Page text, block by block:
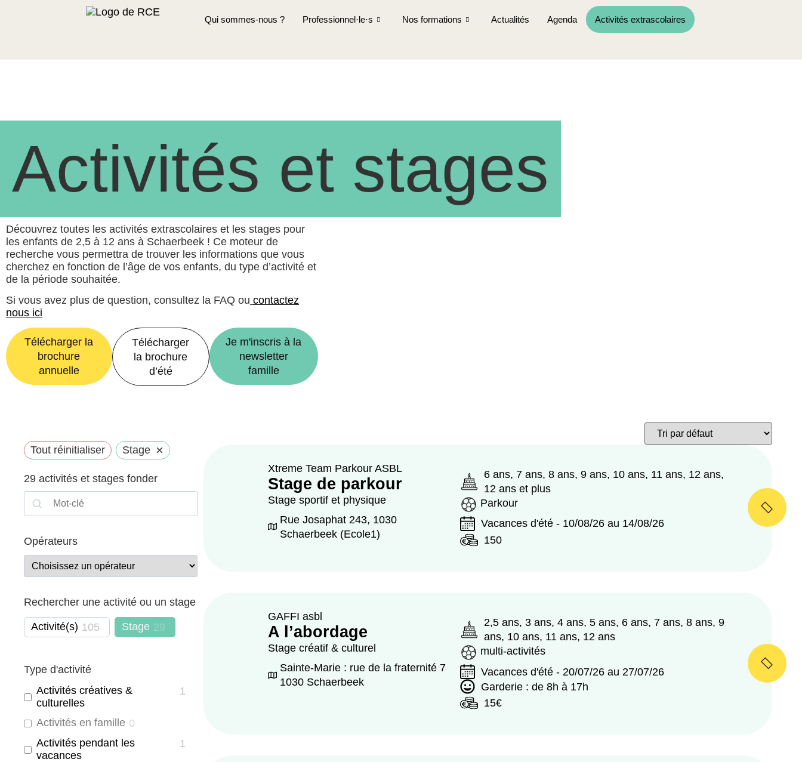
Qui sommes-nous ? Professionnel·le·s Nos formations Actualités Agenda Activités extrascolaires
Activités et stages
Découvrez toutes les activités extrascolaires et les stages pour
les enfants de 2,5 à 12 ans à Schaerbeek ! Ce moteur de
recherche vous permettra de trouver les informations que vous
cherchez en fonction de l’âge de vos enfants, du type d’activité et
de la période souhaitée.
Si vous avez plus de question, consultez la FAQ ou contactez
nous ici
Télécharger la
brochure
annuelle
Télécharger
la brochure
d’été
Je m'inscris à la
newsletter
famille
Tout réinitialiser Stage ×
29 activités et stages fonder
Opérateurs
Rechercher une activité ou un stage
Activité(s) 105 Stage 29
Type d'activité
Activités créatives &
culturelles
1
Activités en famille 0
Activités pendant les
vacances
1
Xtreme Team Parkour ASBL
Stage de parkour
Stage sportif et physique
Rue Josaphat 243, 1030
Schaerbeek (Ecole1)
6 ans, 7 ans, 8 ans, 9 ans, 10 ans, 11 ans, 12 ans,
12 ans et plus
Parkour
Vacances d'été - 10/08/26 au 14/08/26
150
GAFFI asbl
A l’abordage
Stage créatif & culturel
Sainte-Marie : rue de la fraternité 7
1030 Schaerbeek
2,5 ans, 3 ans, 4 ans, 5 ans, 6 ans, 7 ans, 8 ans, 9
ans, 10 ans, 11 ans, 12 ans
multi-activités
Vacances d'été - 20/07/26 au 27/07/26
Garderie : de 8h à 17h
15€